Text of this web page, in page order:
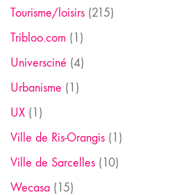
Tourisme/loisirs (215)
Tribloo.com (1)
Universciné (4)
Urbanisme (1)
UX (1)
Ville de Ris-Orangis (1)
Ville de Sarcelles (10)
Wecasa (15)